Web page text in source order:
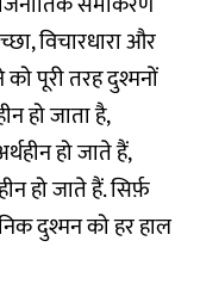
विचारधारा और
पूरी तरह दुश्मनों
हो जाता है,
हो जाते हैं,
हो जाते हैं. सिर्फ़
दुश्मन को हर हाल